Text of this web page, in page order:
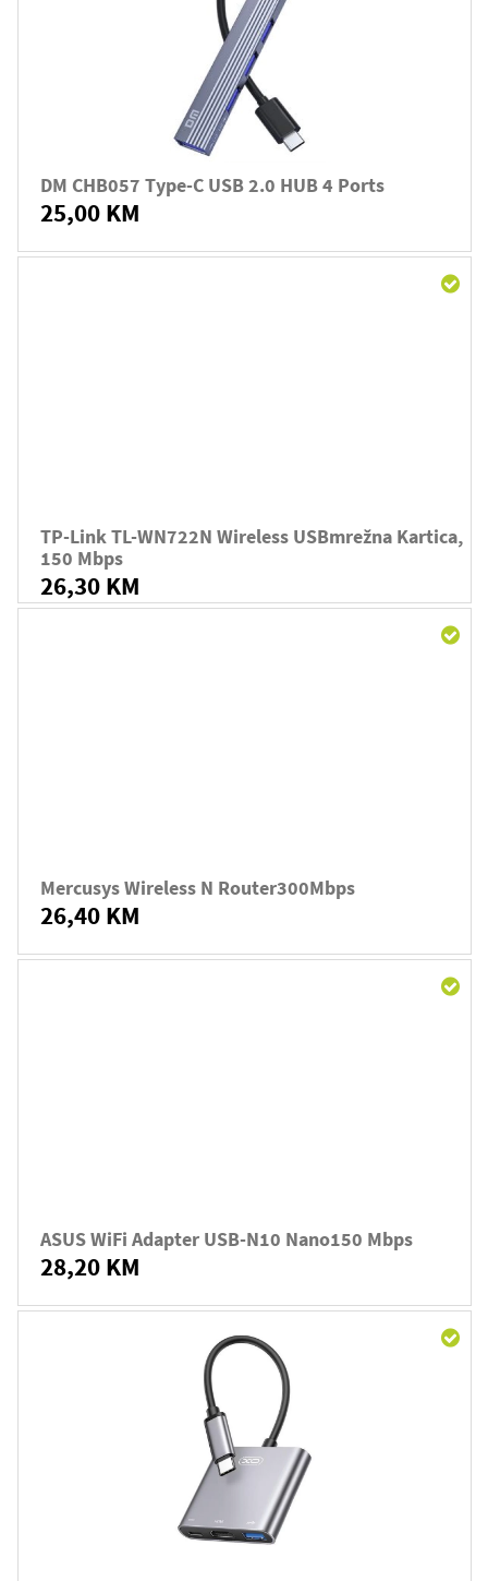
DM CHB057 Type-C USB 2.0 HUB 4 Ports
25,00 KM
TP-Link TL-WN722N Wireless USBmrežna Kartica,
150 Mbps
26,30 KM
Mercusys Wireless N Router300Mbps
26,40 KM
ASUS WiFi Adapter USB-N10 Nano150 Mbps
28,20 KM